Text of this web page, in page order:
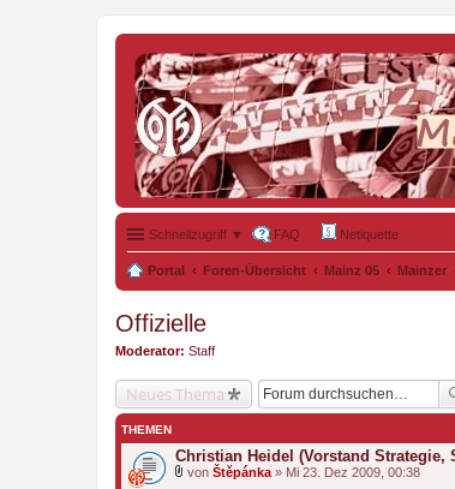
Schnellzugriff ▼ FAQ Netiquette
Portal Foren-Übersicht Mainz 05 Mainzer
Offizielle
Moderator: Staff
Neues Thema
THEMEN
Christian Heidel (Vorstand
von Štěpánka » Mi 23. Dez 2009, 00:38